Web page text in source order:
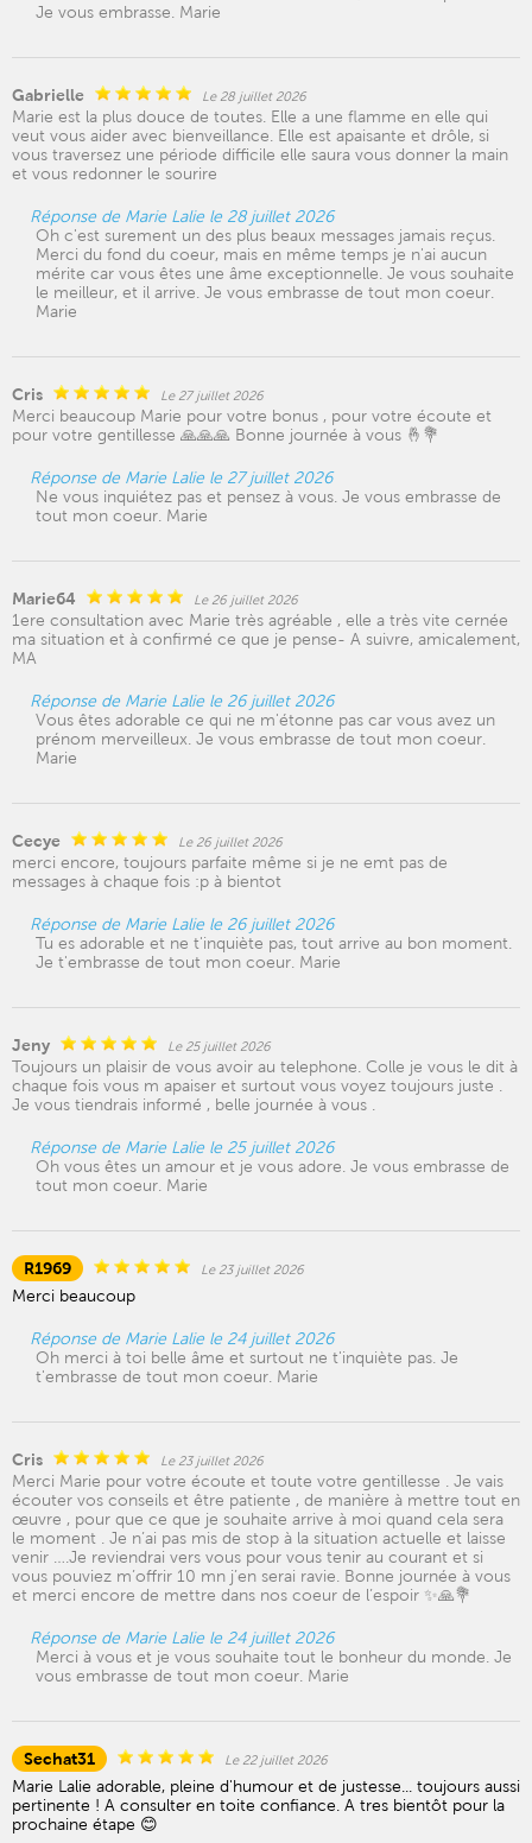
Je vous embrasse. Marie
Gabrielle Le 28 juillet 2026
Marie est la plus douce de toutes. Elle a une flamme en elle qui
veut vous aider avec bienveillance. Elle est apaisante et drôle, si
vous traversez une période difficile elle saura vous donner la main
et vous redonner le sourire
Réponse de Marie Lalie le 28 juillet 2026
Oh c'est surement un des plus beaux messages jamais reçus.
Merci du fond du coeur, mais en même temps je n'ai aucun
mérite car vous êtes une âme exceptionnelle. Je vous souhaite
le meilleur, et il arrive. Je vous embrasse de tout mon coeur.
Marie
Cris Le 27 juillet 2026
Merci beaucoup Marie pour votre bonus , pour votre écoute et
pour votre gentillesse 🙏🙏🙏 Bonne journée à vous 🤞💐
Réponse de Marie Lalie le 27 juillet 2026
Ne vous inquiétez pas et pensez à vous. Je vous embrasse de
tout mon coeur. Marie
Marie64 Le 26 juillet 2026
1ere consultation avec Marie très agréable , elle a très vite cernée
ma situation et à confirmé ce que je pense- A suivre, amicalement,
MA
Réponse de Marie Lalie le 26 juillet 2026
Vous êtes adorable ce qui ne m'étonne pas car vous avez un
prénom merveilleux. Je vous embrasse de tout mon coeur.
Marie
Cecye Le 26 juillet 2026
merci encore, toujours parfaite même si je ne emt pas de
messages à chaque fois :p à bientot
Réponse de Marie Lalie le 26 juillet 2026
Tu es adorable et ne t'inquiète pas, tout arrive au bon moment.
Je t'embrasse de tout mon coeur. Marie
Jeny Le 25 juillet 2026
Toujours un plaisir de vous avoir au telephone. Colle je vous le dit à
chaque fois vous m apaiser et surtout vous voyez toujours juste .
Je vous tiendrais informé , belle journée à vous .
Réponse de Marie Lalie le 25 juillet 2026
Oh vous êtes un amour et je vous adore. Je vous embrasse de
tout mon coeur. Marie
R1969 Le 23 juillet 2026
Merci beaucoup
Réponse de Marie Lalie le 24 juillet 2026
Oh merci à toi belle âme et surtout ne t'inquiète pas. Je
t'embrasse de tout mon coeur. Marie
Cris Le 23 juillet 2026
Merci Marie pour votre écoute et toute votre gentillesse . Je vais
écouter vos conseils et être patiente , de manière à mettre tout en
œuvre , pour que ce que je souhaite arrive à moi quand cela sera
le moment . Je n’ai pas mis de stop à la situation actuelle et laisse
venir ….Je reviendrai vers vous pour vous tenir au courant et si
vous pouviez m’offrir 10 mn j’en serai ravie. Bonne journée à vous
et merci encore de mettre dans nos coeur de l’espoir ✨🙏💐
Réponse de Marie Lalie le 24 juillet 2026
Merci à vous et je vous souhaite tout le bonheur du monde. Je
vous embrasse de tout mon coeur. Marie
Sechat31 Le 22 juillet 2026
Marie Lalie adorable, pleine d'humour et de justesse... toujours aussi
pertinente ! A consulter en toite confiance. A tres bientôt pour la
prochaine étape 😊